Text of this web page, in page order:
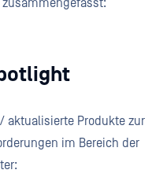
aktualisierte Produkte zur
im Bereich der